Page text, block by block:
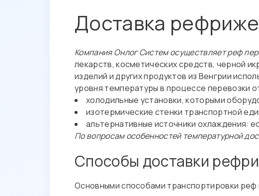
Доставка
Компания Онлог Систем осуществляет реф
лекарств, косметических средств, черной
изделий и других продуктов из Венгрии
уровня температуры в процессе перевозки
холодильные установки, которыми
изотермические стенки транспортной
альтернативные источники охлаждения:
По вопросам особенностей температурной
Способы доставки
Основными способами транспортировки реф